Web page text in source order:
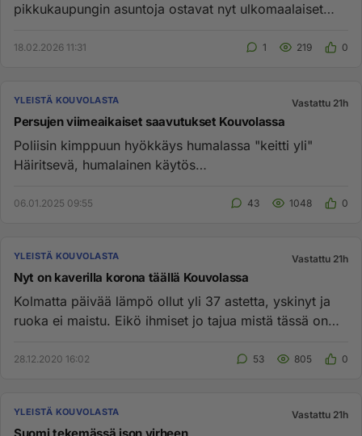
pikkukaupungin asuntoja ostavat nyt ulkomaalaiset
18.02.2026 11:31 1 219 0
YLEISTÄ KOUVOLASTA Vastattu 21h
Persujen viimeaikaiset saavutukset Kouvolassa
Poliisin kimppuun hyökkäys humalassa "keitti yli"
Häiritsevä, humalainen käytös
06.01.2025 09:55 43 1048 0
YLEISTÄ KOUVOLASTA Vastattu 21h
Nyt on kaverilla korona täällä Kouvolassa
Kolmatta päivää lämpö ollut yli 37 astetta, yskinyt ja
ruoka ei maistu. Eikö ihmiset jo tajua mistä tässä on
28.12.2020 16:02 53 805 0
YLEISTÄ KOUVOLASTA Vastattu 21h